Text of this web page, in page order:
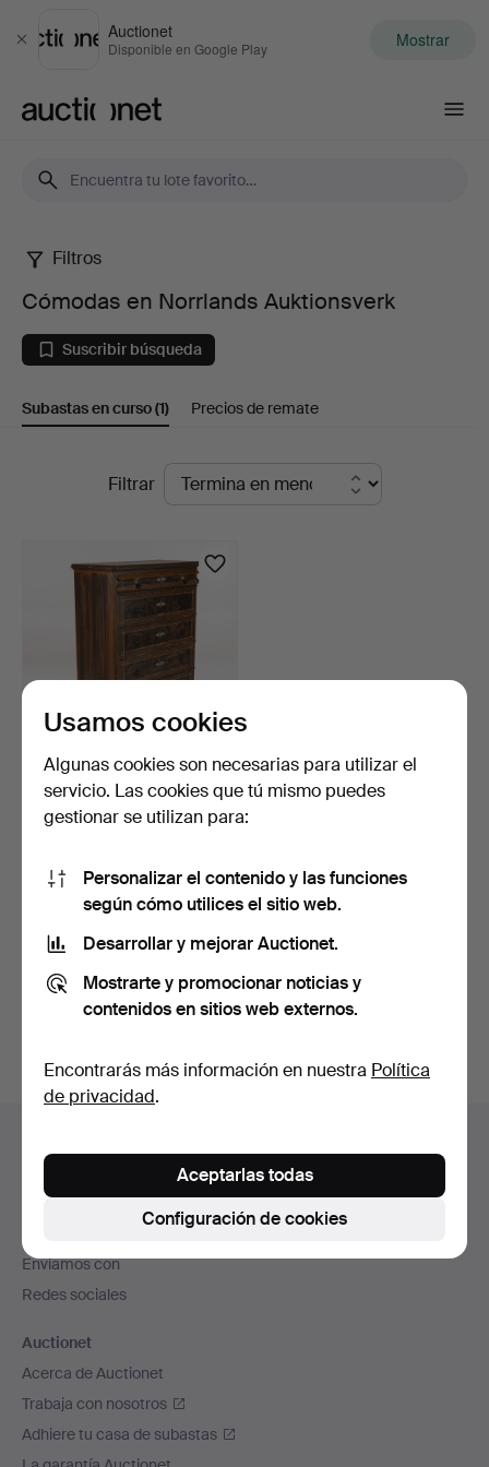
Cerrar
Auctionet
Disponible en Google Play Mostrar
Cómodas
en
Norrlands
Auktionsverk
Filtros
Cómodas en Norrlands Auktionsverk
Suscribir búsqueda
Subastas en curso(1) Precios de remate
SubastasFiltrar
CÓMODA, siglo XIX, pino,
pintada.
10 días
106 USD
También puedes buscar ennuestro archivo de
subastas concluidas.
en
de
página
Contacta con el servicio de atención al cliente
Todas las casas de subastas
Enviamos con
Redes sociales
Auctionet
Acerca de Auctionet
Trabaja con nosotros
Adhiere tu casa de subastas
Usamos cookies
Algunas cookies son necesarias para utilizar el
servicio. Las cookies que tú mismo puedes
gestionar se utilizan para:
Personalizar el contenido y las funciones
según cómo utilices el sitio web.
Desarrollar y mejorar Auctionet.
Mostrarte y promocionar noticias y
contenidos en sitios web externos.
Encontrarás más información en nuestra Política
de privacidad.
Configuración de cookies
Aceptarlas todas